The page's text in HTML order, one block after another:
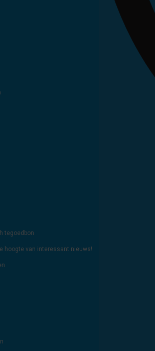
tegoedbon
hoogte van interessant nieuws!